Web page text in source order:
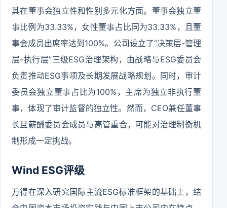
其在董事会独立性和性别多元化方面。董事会独立董
事比例为33.33%，女性董事占比同为33.33%，且董
事会成员出席率达到100%。公司设立了“决策层-管理
层-执行层”三级ESG治理架构，由战略与ESG委员会
负责推动ESG事项及长期发展战略规划。同时，审计
委员会独立董事占比为100%，主席为独立非执行董
事，体现了审计监督的独立性。然而，CEO兼任董事
长且薪酬委员会成员与高管重合，可能对治理制衡机
制形成一定挑战。
Wind ESG评级
万得在深入研究国际主流ESG标准框架的基础上，结